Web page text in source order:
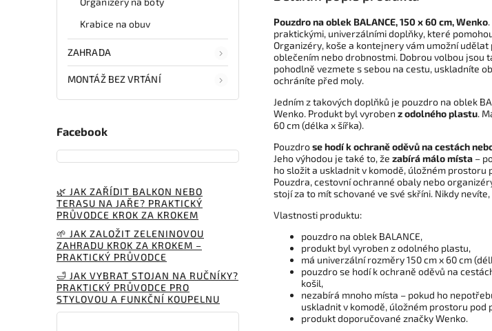
Krabice na obuv
ZAHRADA
MONTÁŽ BEZ VRTÁNÍ
Facebook
🌿 JAK ZAŘÍDIT BALKON NEBO
TERASU NA JAŘE? PRAKTICKÝ
PRŮVODCE KROK ZA KROKEM
🌱 JAK ZALOŽIT ZELENINOVOU
ZAHRADU KROK ZA KROKEM –
PRAKTICKÝ PRŮVODCE
🛁 JAK VYBRAT STOJAN NA RUČNÍKY?
PRAKTICKÝ PRŮVODCE PRO
STYLOVOU A FUNKČNÍ KOUPELNU
Pouzdro na oblek BALANCE, 150 x 60 cm, Wenko
praktickými, univerzálními doplňky, které
Organizéry, koše a kontejnery vám umožní
oblečením nebo drobnostmi. Dobrou volbou jsou
pohodlně vezmete s sebou na cestu, uskladníte
ochráníte před moly.
Jedním z takových doplňků je pouzdro na oblek
Wenko. Produkt byl vyroben z odolného plastu.
60 cm (délka x šířka).
Pouzdrose hodí k ochraně oděvů na cestách
Jeho výhodou je také to, že zabírá málo místa –
ho složit a uskladnit v komodě, úložném prostoru
Pouzdra, cestovní ochranné obaly nebo
stojí za to mít schované ve své skříni. Nikdy
Vlastnosti produktu:
pouzdro na oblek BALANCE,
produkt byl vyroben z odolného plastu,
má univerzální rozměry 150 cm x 60 cm
pouzdro se hodí k ochraně oděvů na
košil,
nezabírá mnoho místa – pokud ho
uskladnit v komodě, úložném prostoru pod
produkt doporučované značky Wenko.